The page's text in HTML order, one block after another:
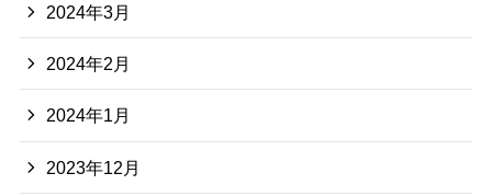
2024年3月
2024年2月
2024年1月
2023年12月